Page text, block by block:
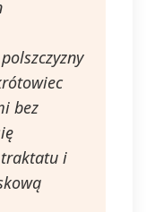
jest
nas.
bez
i